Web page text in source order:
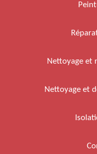
Nettoyage et
Nettoyage et